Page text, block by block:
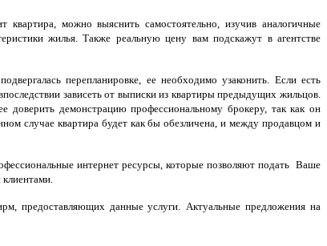
можно выяснить самостоятельно, изучив аналогичные
жилья. Также реальную цену вам подскажут в агентстве
перепланировке, ее необходимо узаконить. Если есть
зависеть от выписки из квартиры предыдущих жильцов.
доверить демонстрацию профессиональному брокеру, так как он
случае квартира будет как бы обезличена, и между продавцом и
интернет ресурсы, которые позволяют подать Ваше
клиентами.
предоставляющих данные услуги. Актуальные предложения на